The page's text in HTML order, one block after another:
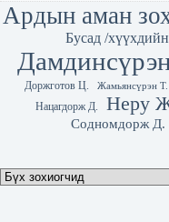
Ардын аман
Бусад /
Доржготов Ц.
Жамьянсүрэн Т.
Нацагдорж Д. Неру
Содномдорж Д.